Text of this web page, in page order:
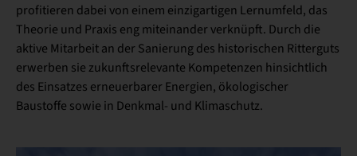
profitieren dabei von einem einzigartigen Lernumfeld, das
Theorie und Praxis eng miteinander verknüpft. Durch die
aktive Mitarbeit an der Sanierung des historischen Ritterguts
erwerben sie zukunftsrelevante Kompetenzen hinsichtlich
des Einsatzes erneuerbarer Energien, ökologischer
Baustoffe sowie in Denkmal- und Klimaschutz.